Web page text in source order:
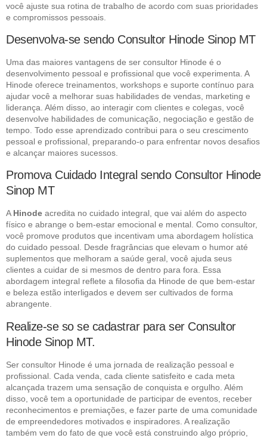
você ajuste sua rotina de trabalho de acordo com suas prioridades
e compromissos pessoais.
Desenvolva-se sendo Consultor Hinode Sinop MT
Uma das maiores vantagens de ser consultor Hinode é o
desenvolvimento pessoal e profissional que você experimenta. A
Hinode oferece treinamentos, workshops e suporte contínuo para
ajudar você a melhorar suas habilidades de vendas, marketing e
liderança. Além disso, ao interagir com clientes e colegas, você
desenvolve habilidades de comunicação, negociação e gestão de
tempo. Todo esse aprendizado contribui para o seu crescimento
pessoal e profissional, preparando-o para enfrentar novos desafios
e alcançar maiores sucessos.
Promova Cuidado Integral sendo Consultor Hinode
Sinop MT
A Hinode acredita no cuidado integral, que vai além do aspecto
físico e abrange o bem-estar emocional e mental. Como consultor,
você promove produtos que incentivam uma abordagem holística
do cuidado pessoal. Desde fragrâncias que elevam o humor até
suplementos que melhoram a saúde geral, você ajuda seus
clientes a cuidar de si mesmos de dentro para fora. Essa
abordagem integral reflete a filosofia da Hinode de que bem-estar
e beleza estão interligados e devem ser cultivados de forma
abrangente.
Realize-se so se cadastrar para ser Consultor
Hinode Sinop MT.
Ser consultor Hinode é uma jornada de realização pessoal e
profissional. Cada venda, cada cliente satisfeito e cada meta
alcançada trazem uma sensação de conquista e orgulho. Além
disso, você tem a oportunidade de participar de eventos, receber
reconhecimentos e premiações, e fazer parte de uma comunidade
de empreendedores motivados e inspiradores. A realização
também vem do fato de que você está construindo algo próprio,